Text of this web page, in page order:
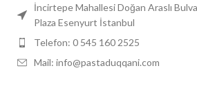
İncirtepe Mahallesi Doğan Araslı
Plaza Esenyurt İstanbul
Telefon: 0 545 160 2525
Mail: info@pastaduqqani.com